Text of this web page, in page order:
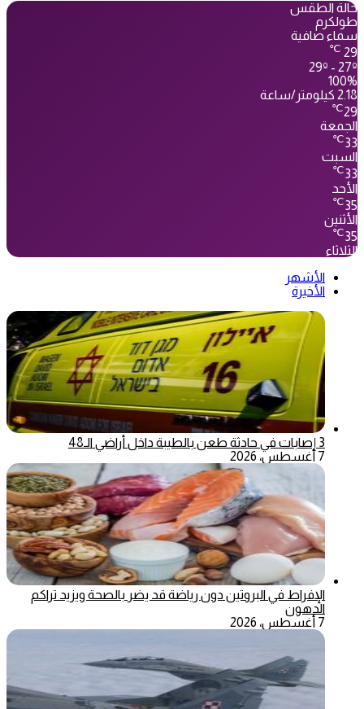
حالة الطقس
طولكرم
سماء صافية
29
℃
29º - 27º
100%
2.18 كيلومتر/ساعة
29
℃
الجمعة
33
℃
السبت
33
℃
الأحد
35
℃
الأثنين
35
℃
الثلاثاء
الأشهر
الأخيرة
3 إصابات في حادثة طعن بالطيبة داخل أراضي الـ48
7 أغسطس، 2026
الإفراط في البروتين دون رياضة قد يضر بالصحة ويزيد تراكم
الدهون
7 أغسطس، 2026